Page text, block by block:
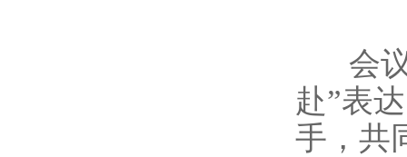
会
赴”表
手，共